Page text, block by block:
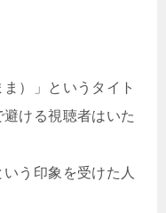
）」というタイト
ける視聴者はいた
う印象を受けた人